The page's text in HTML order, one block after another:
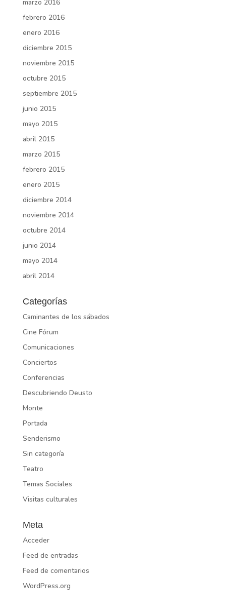
marzo 2016
febrero 2016
enero 2016
diciembre 2015
noviembre 2015
octubre 2015
septiembre 2015
junio 2015
mayo 2015
abril 2015
marzo 2015
febrero 2015
enero 2015
diciembre 2014
noviembre 2014
octubre 2014
junio 2014
mayo 2014
abril 2014
Categorías
Caminantes de los sábados
Cine Fórum
Comunicaciones
Conciertos
Conferencias
Descubriendo Deusto
Monte
Portada
Senderismo
Sin categoría
Teatro
Temas Sociales
Visitas culturales
Meta
Acceder
Feed de entradas
Feed de comentarios
WordPress.org